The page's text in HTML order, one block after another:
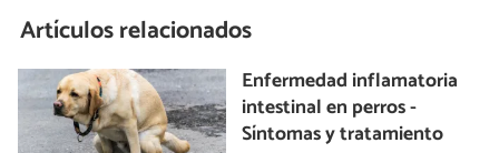
Artículos relacionados
Enfermedad inflamatoria
intestinal en perros -
Síntomas y tratamiento